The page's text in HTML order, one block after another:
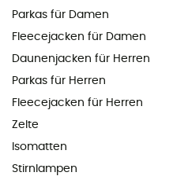
Parkas für Damen
Fleecejacken für Damen
Daunenjacken für Herren
Parkas für Herren
Fleecejacken für Herren
Zelte
Isomatten
Stirnlampen